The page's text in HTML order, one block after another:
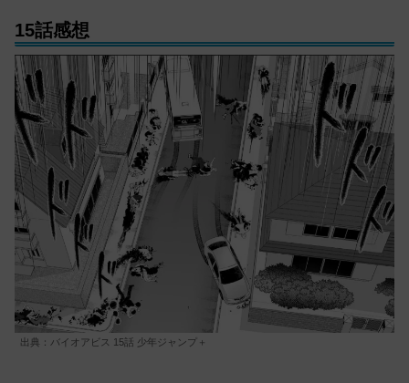
15話感想
出典：バイオアビス 15話 少年ジャンプ＋